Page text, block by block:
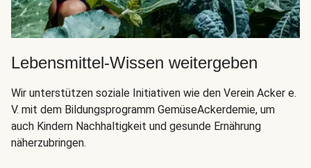
Lebensmittel-Wissen weitergeben
Wir unterstützen soziale Initiativen wie den Verein Acker e.
V. mit dem Bildungsprogramm GemüseAckerdemie, um
auch Kindern Nachhaltigkeit und gesunde Ernährung
näherzubringen.